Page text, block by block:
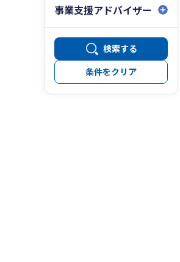
事業支援アドバイザー
検索する
条件をクリア